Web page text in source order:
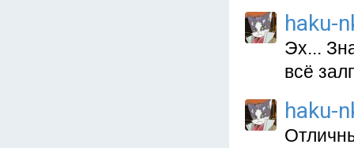
haku-
Эх...
всё
haku-